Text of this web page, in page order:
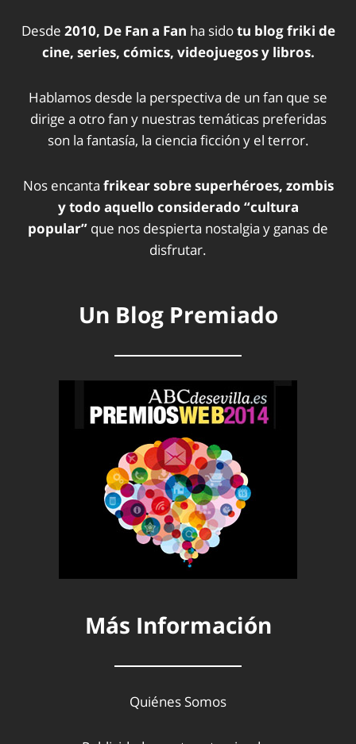
Desde 2010, De Fan a Fan ha sidotu blog friki de
cine, series, cómics, videojuegos y libros.
Hablamos desde la perspectiva de un fan que se
dirige a otro fan y nuestras temáticas preferidas
son la fantasía, la ciencia ficción y el terror.
Nos encanta frikear sobre superhéroes, zombis
y todo aquello considerado “cultura
popular” que nos despierta nostalgia y ganas de
disfrutar.
Un Blog Premiado
Más Información
Quiénes Somos